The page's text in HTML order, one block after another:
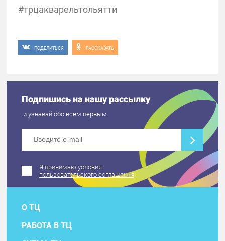
#трцакварельтольятти
ПОДЕЛИТЬСЯ РАССКАЗАТЬ
Подпишись на нашу рассылку
и узнавай обо всем первым
Я принимаю условия
пользовательского соглашения
О ТЦ
РАБОТА В ТЦ